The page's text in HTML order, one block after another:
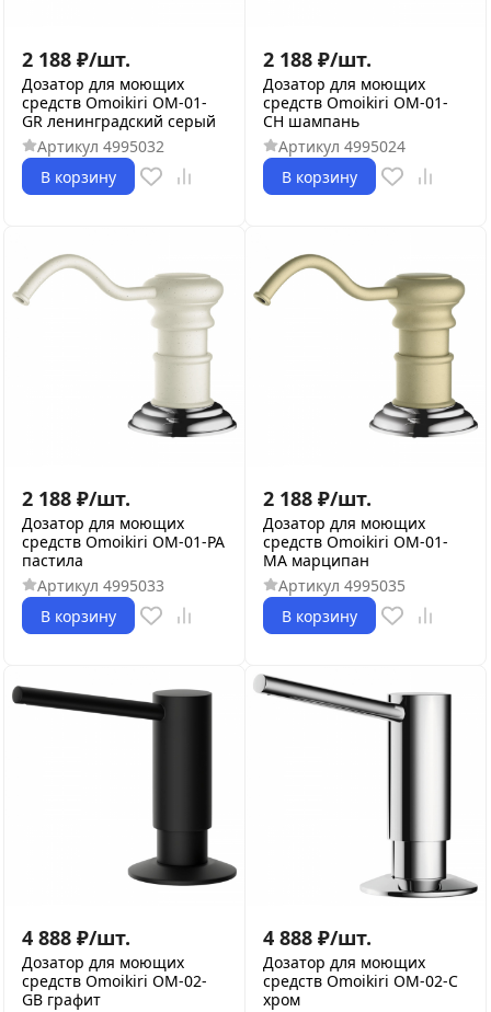
2 188 ₽/шт.
Дозатор для моющих
средств Omoikiri OM-01-
GR ленинградский серый
Артикул 4995032
В корзину
2 188 ₽/шт.
Дозатор для моющих
средств Omoikiri OM-01-
CH шампань
Артикул 4995024
В корзину
2 188 ₽/шт.
Дозатор для моющих
средств Omoikiri OM-01-PA
пастила
Артикул 4995033
В корзину
2 188 ₽/шт.
Дозатор для моющих
средств Omoikiri OM-01-
MA марципан
Артикул 4995035
В корзину
4 888 ₽/шт.
Дозатор для моющих
средств Omoikiri OM-02-
GB графит
4 888 ₽/шт.
Дозатор для моющих
средств Omoikiri OM-02-C
хром